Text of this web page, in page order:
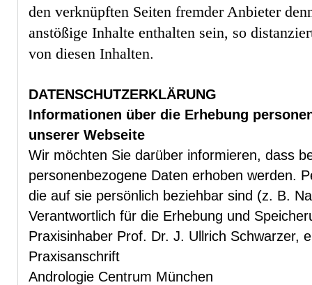
den verknüpften Seiten fremder Anbieter
anstößige Inhalte enthalten sein, so
von diesen Inhalten.
DATENSCHUTZERKLÄRUNG
Informationen über die Erhebung
unserer Webseite
Wir möchten Sie darüber informieren, dass
personenbezogene Daten erhoben werden.
die auf sie persönlich beziehbar sind (z. B.
Verantwortlich für die Erhebung und
Praxisinhaber Prof. Dr. J. Ullrich Schwarzer,
Praxisanschrift
Andrologie Centrum München